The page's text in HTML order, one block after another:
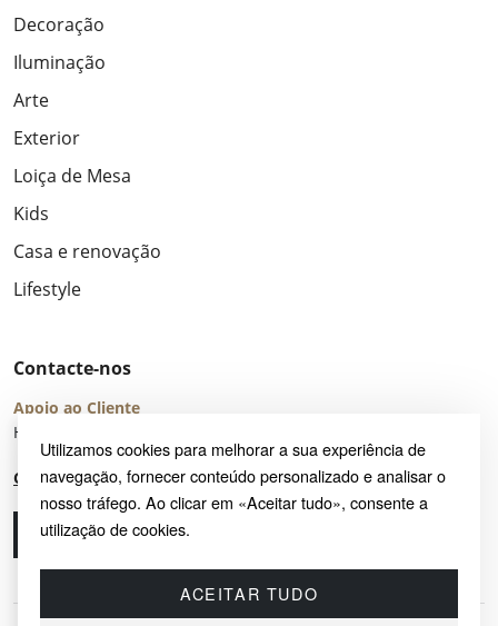
Utilizamos cookies para melhorar a sua experiência de
navegação, fornecer conteúdo personalizado e analisar o
nosso tráfego. Ao clicar em «Aceitar tudo», consente a
utilização de cookies.
ACEITAR TUDO
Decoração
Iluminação
Arte
Exterior
Loiça de Mesa
Kids
Casa e renovação
Lifestyle
Contacte-nos
Apoio ao Cliente
Horário de Atendimento: seg – sex 8:00 – 16:00 (UTC+2)
Centro de Ajuda
Ligue-nos